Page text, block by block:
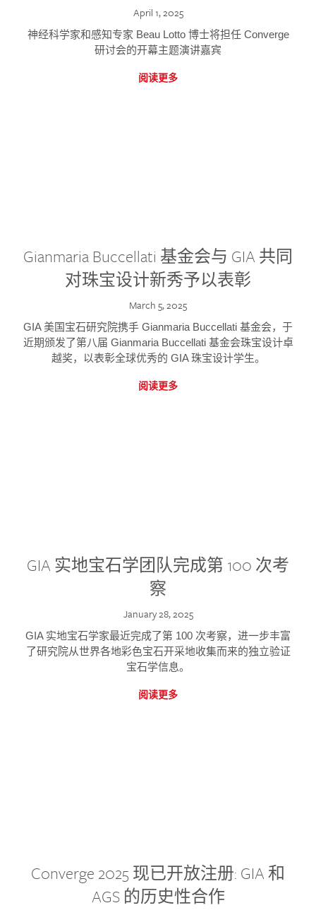
April 1, 2025
神经科学家和感知专家 Beau Lotto 博士将担任 Converge
研讨会的开幕主题演讲嘉宾
阅读更多
Gianmaria Buccellati 基金会与 GIA 共同
对珠宝设计新秀予以表彰
March 5, 2025
GIA 美国宝石研究院携手 Gianmaria Buccellati 基金会，于
近期颁发了第八届 Gianmaria Buccellati 基金会珠宝设计卓
越奖，以表彰全球优秀的 GIA 珠宝设计学生。
阅读更多
GIA 实地宝石学团队完成第 100 次考
察
January 28, 2025
GIA 实地宝石学家最近完成了第 100 次考察，进一步丰富
了研究院从世界各地彩色宝石开采地收集而来的独立验证
宝石学信息。
阅读更多
Converge 2025 现已开放注册: GIA 和
AGS 的历史性合作